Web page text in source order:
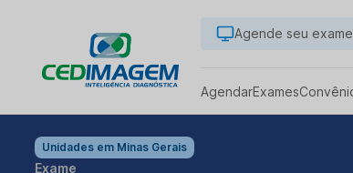
Agende seu
AgendarExames
Unidades em Minas Gerais
Exame